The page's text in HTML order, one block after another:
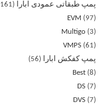
پمپ طبقاتی عمودی ابارا
161
EVM
97
Multigo 3
VMPS 61
پمپ کفکش ابارا
56
Best 8
DS 7
DVS 7